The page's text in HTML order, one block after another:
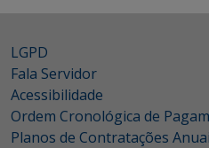
LGPD
Fala Servidor
Acessibilidade
Ordem Cronológica de
Planos de Contratações